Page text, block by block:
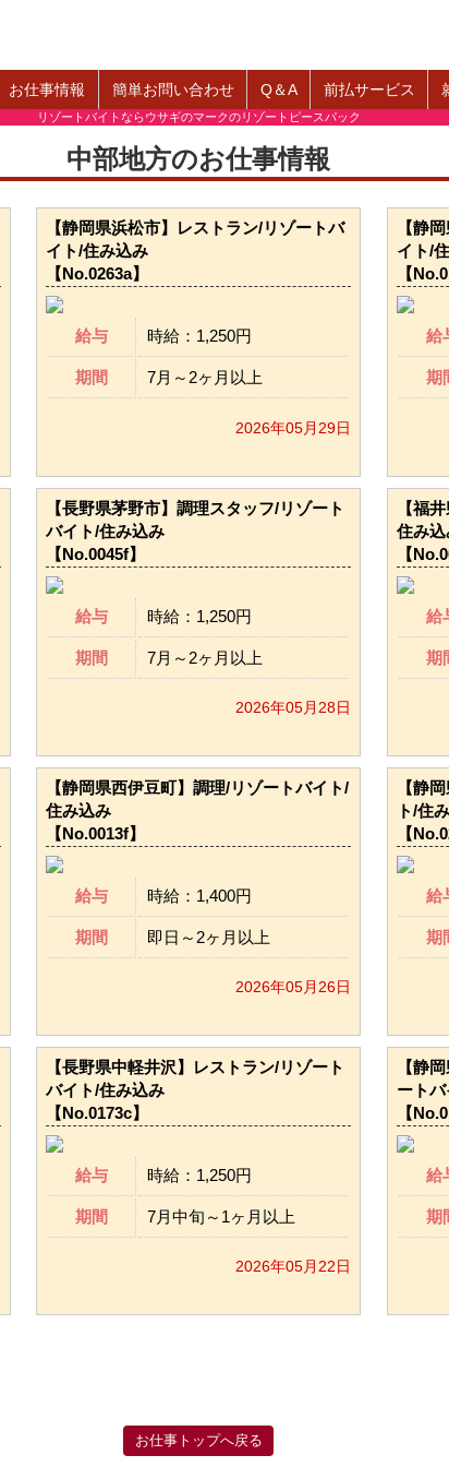
お仕事情報 簡単お問い合わせ Q＆A 前払サービス
リゾートバイトならウサギのマークのリゾートピースパック
中部地方のお仕事情報
【静岡県浜松市】レストラン/リゾートバ
イト/住み込み
【No.0263a】
給与 時給：1,250円
期間 7月～2ヶ月以上
2026年05月29日
【静
イト/
【
給
期
【長野県茅野市】調理スタッフ/リゾート
バイト/住み込み
【No.0045f】
給与 時給：1,250円
期間 7月～2ヶ月以上
2026年05月28日
【福
住み込
【
給
期
【静岡県西伊豆町】調理/リゾートバイト/
住み込み
【No.0013f】
給与 時給：1,400円
期間 即日～2ヶ月以上
2026年05月26日
【静
ト/住
【
給
期
【長野県中軽井沢】レストラン/リゾート
バイト/住み込み
【No.0173c】
給与 時給：1,250円
期間 7月中旬～1ヶ月以上
2026年05月22日
【静
ート
【
給
期
お仕事トップへ戻る